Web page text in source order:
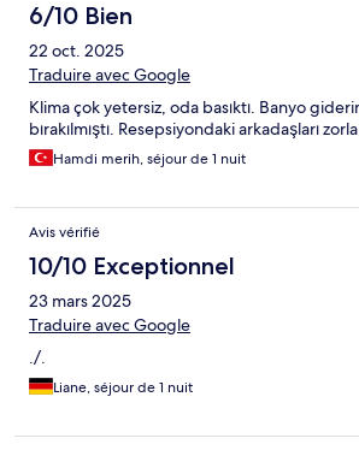
6/10 Bien
22 oct. 2025
Traduire avec Google
Klima çok yetersiz, oda basıktı. Banyo
bırakılmıştı. Resepsiyondaki arkadaşları
Hamdi merih, séjour de 1 nuit
Avis vérifié
10/10 Exceptionnel
23 mars 2025
Traduire avec Google
./.
Liane, séjour de 1 nuit